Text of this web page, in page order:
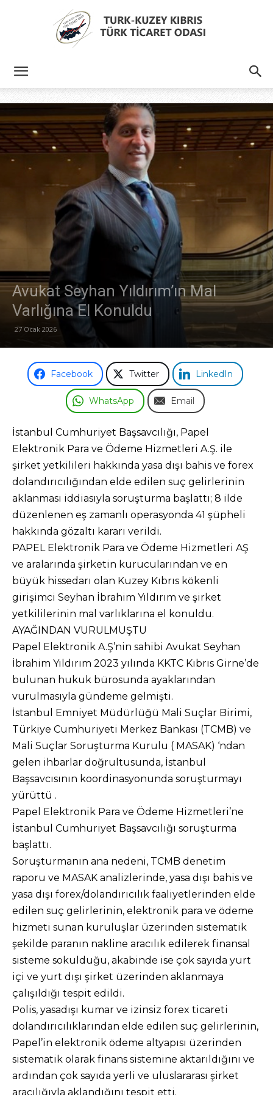
Kıbrıs
Türk
Ticaret
Odası
Avukat Seyhan Yıldırım’ın Mal
Varlığına El Konuldu
27 Ocak 2026
Facebook Twitter LinkedIn
WhatsApp Email
İstanbul Cumhuriyet Başsavcılığı, Papel
Elektronik Para ve Ödeme Hizmetleri A.Ş. ile
şirket yetkilileri hakkında yasa dışı bahis ve forex
dolandırıcılığından elde edilen suç gelirlerinin
aklanması iddiasıyla soruşturma başlattı; 8 ilde
düzenlenen eş zamanlı operasyonda 41 şüpheli
hakkında gözaltı kararı verildi.
PAPEL Elektronik Para ve Ödeme Hizmetleri AŞ
ve aralarında şirketin kurucularından ve en
büyük hissedarı olan Kuzey Kıbrıs kökenli
girişimci Seyhan İbrahim Yıldırım ve şirket
yetkililerinin mal varlıklarına el konuldu.
AYAĞINDAN VURULMUŞTU
Papel Elektronik A.Ş’nin sahibi Avukat Seyhan
İbrahim Yıldırım 2023 yılında KKTC Kıbrıs Girne’de
bulunan hukuk bürosunda ayaklarından
vurulmasıyla gündeme gelmişti.
İstanbul Emniyet Müdürlüğü Mali Suçlar Birimi,
Türkiye Cumhuriyeti Merkez Bankası (TCMB) ve
Mali Suçlar Soruşturma Kurulu ( MASAK) ‘ndan
gelen ihbarlar doğrultusunda, İstanbul
Başsavcısının koordinasyonunda soruşturmayı
yürüttü .
Papel Elektronik Para ve Ödeme Hizmetleri’ne
İstanbul Cumhuriyet Başsavcılığı soruşturma
başlattı.
Soruşturmanın ana nedeni, TCMB denetim
raporu ve MASAK analizlerinde, yasa dışı bahis ve
yasa dışı forex/dolandırıcılık faaliyetlerinden elde
edilen suç gelirlerinin, elektronik para ve ödeme
hizmeti sunan kuruluşlar üzerinden sistematik
şekilde paranın nakline aracılık edilerek finansal
sisteme sokulduğu, akabinde ise çok sayıda yurt
içi ve yurt dışı şirket üzerinden aklanmaya
çalışıldığı tespit edildi.
Polis, yasadışı kumar ve izinsiz forex ticareti
dolandırıcılıklarından elde edilen suç gelirlerinin,
Papel’in elektronik ödeme altyapısı üzerinden
sistematik olarak finans sistemine aktarıldığını ve
ardından çok sayıda yerli ve uluslararası şirket
aracılığıyla aklandığını tespit etti.